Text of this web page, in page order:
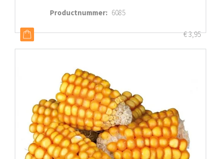
Productnummer: 6085
€3,95